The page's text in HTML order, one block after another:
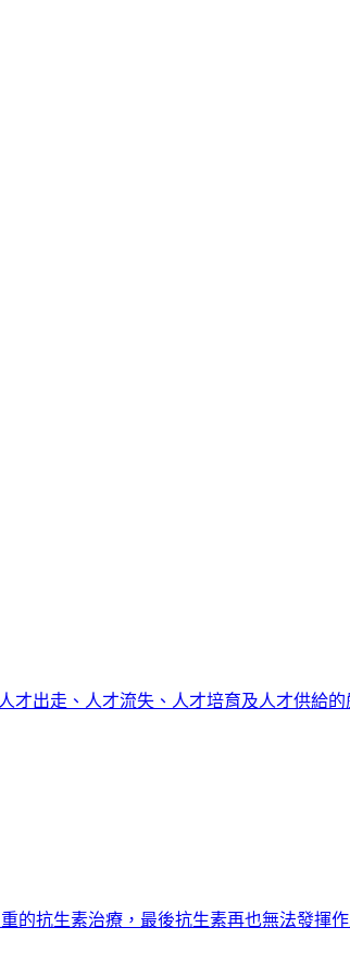
人才出走、人才流失、人才培育及人才供給
的抗生素治療，最後抗生素再也無法發揮